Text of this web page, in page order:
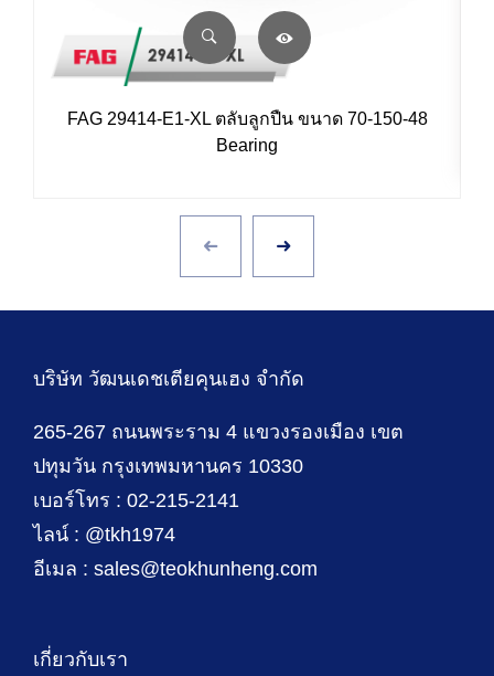
FAG 29414-E1-XL ตลับลูกปืน ขนาด 70-150-48
Bearing
บริษัท วัฒนเดชเตียคุนเฮง จำกัด
265-267 ถนนพระราม 4 แขวงรองเมือง เขต
ปทุมวัน กรุงเทพมหานคร 10330
เบอร์โทร : 02-215-2141
ไลน์ : @tkh1974
อีเมล : sales@teokhunheng.com
เกี่ยวกับเรา